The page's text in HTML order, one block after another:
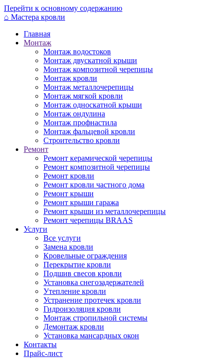
Перейти к основному содержанию
⌂ Мастера кровли
Главная
Монтаж
Монтаж водостоков
Монтаж двускатной крыши
Монтаж композитной черепицы
Монтаж кровли
Монтаж металлочерепицы
Монтаж мягкой кровли
Монтаж односкатной крыши
Монтаж ондулина
Монтаж профнастила
Монтаж фальцевой кровли
Строительство кровли
Ремонт
Ремонт керамической черепицы
Ремонт композитной черепицы
Ремонт кровли
Ремонт кровли частного дома
Ремонт крыши
Ремонт крыши гаража
Ремонт крыши из металлочерепицы
Ремонт черепицы BRAAS
Услуги
Все услуги
Замена кровли
Кровельные ограждения
Перекрытие кровли
Подшив свесов кровли
Установка снегозадержателей
Утепление кровли
Устранение протечек кровли
Гидроизоляция кровли
Монтаж стропильной системы
Демонтаж кровли
Установка мансардных окон
Контакты
Прайс-лист